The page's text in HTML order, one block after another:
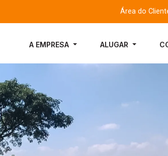
Área do
A EMPRESA ALUGAR